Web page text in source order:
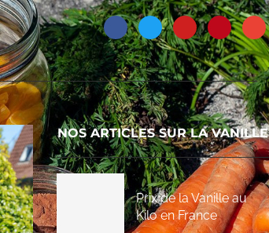
NOS ARTICLES SUR LA VANILLE
Prix de la Vanille au
Kilo en France